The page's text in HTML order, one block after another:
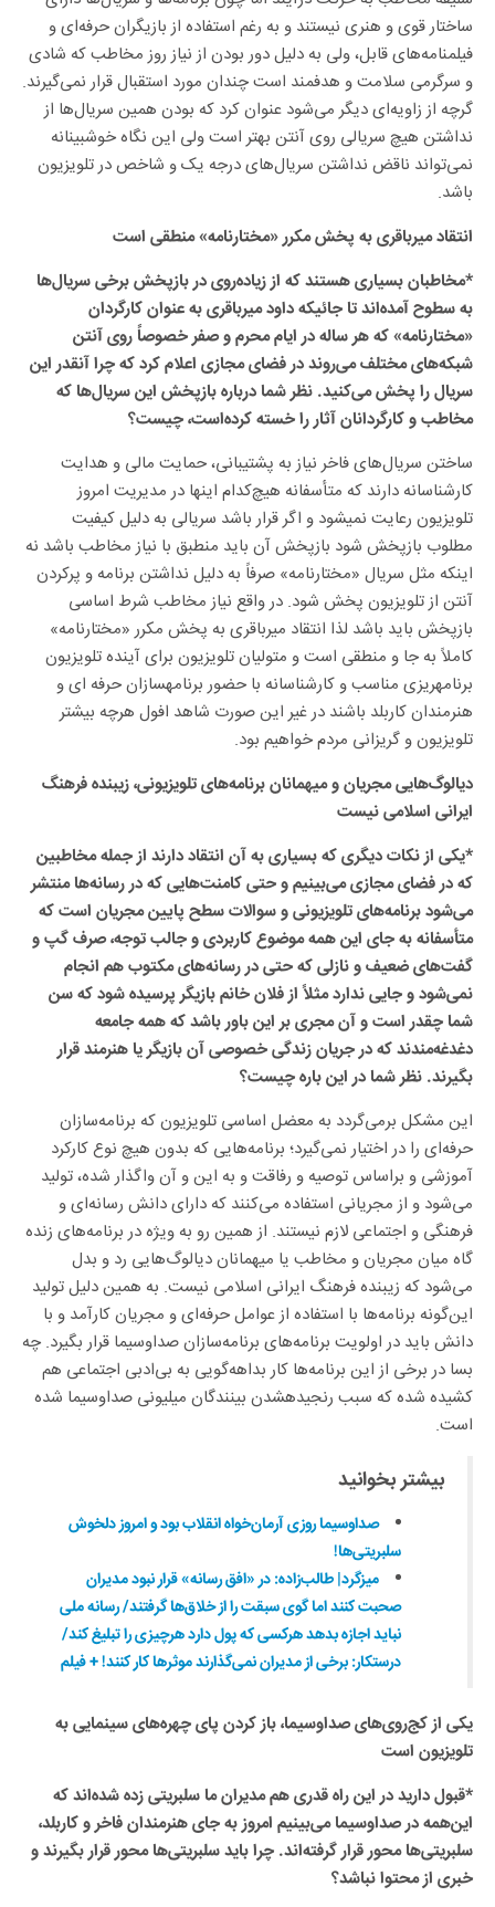
ساختار قوی و هنری نیستند و به رغم استفاده از بازیگران حرفه‌ای و
فیلمنامه‌های قابل، ولی به دلیل دور بودن از نیاز روز مخاطب که شادی
و سرگرمی سلامت و هدفمند است چندان مورد استقبال قرار نمی‌گیرند.
گرچه از زاویه‌ای دیگر می‌شود عنوان کرد که بودن همین سریال‌ها از
نداشتن هیچ سریالی روی آنتن بهتر است ولی این نگاه خوشبینانه
نمی‌تواند ناقض نداشتن سریال‌های درجه یک و شاخص در تلویزیون
باشد.
انتقاد میرباقری به پخش مکرر «مختارنامه» منطقی است
*مخاطبان بسیاری هستند که از زیاده‌روی در بازپخش برخی سریال‌ها
به سطوح آمده‌اند تا جائیکه داود میرباقری به عنوان کارگردان
«مختارنامه» که هر ساله در ایام محرم و صفر خصوصاً روی آنتن
شبکه‌های مختلف می‌روند در فضای مجازی اعلام کرد که چرا آنقدر این
سریال را پخش می‌کنید. نظر شما درباره بازپخش این سریال‌ها که
مخاطب و کارگردانان آثار را خسته کرده‌است، چیست؟
ساختن سریال‌های فاخر نیاز به پشتیبانی، حمایت مالی و هدایت
کارشناسانه دارند که متأسفانه هیچ‌کدام اینها در مدیریت امروز
تلویزیون رعایت نمیشود و اگر قرار باشد سریالی به دلیل کیفیت
مطلوب بازپخش شود بازپخش آن باید منطبق با نیاز مخاطب باشد نه
اینکه مثل سریال «مختارنامه» صرفاً به دلیل نداشتن برنامه و پرکردن
آنتن از تلویزیون پخش شود. در واقع نیاز مخاطب شرط اساسی
بازپخش باید باشد لذا انتقاد میرباقری به پخش مکرر «مختارنامه»
کاملاً به جا و منطقی است و متولیان تلویزیون برای آینده تلویزیون
برنامهریزی مناسب و کارشناسانه با حضور برنامهسازان حرفه ای و
هنرمندان کاربلد باشند در غیر این صورت شاهد افول هرچه بیشتر
تلویزیون و گریزانی مردم خواهیم بود.
دیالوگ‌هایی مجریان و میهمانان برنامه‌های تلویزیونی، زیبنده فرهنگ
ایرانی اسلامی نیست
*یکی از نکات دیگری که بسیاری به آن انتقاد دارند از جمله مخاطبین
که در فضای مجازی می‌بینیم و حتی کامنت‌هایی که در رسانه‌ها منتشر
می‌شود برنامه‌های تلویزیونی و سوالات سطح پایین مجریان است که
متأسفانه به جای این همه موضوع کاربردی و جالب توجه، صرف گپ و
گفت‌های ضعیف و نازلی که حتی در رسانه‌های مکتوب هم انجام
نمی‌شود و جایی ندارد مثلاً از فلان خانم بازیگر پرسیده شود که سن
شما چقدر است و آن مجری بر این باور باشد که همه جامعه
دغدغه‌مندند که در جریان زندگی خصوصی آن بازیگر یا هنرمند قرار
بگیرند. نظر شما در این باره چیست؟
این مشکل برمی‌گردد به معضل اساسی تلویزیون که برنامه‌سازان
حرفه‌ای را در اختیار نمی‌گیرد؛ برنامه‌هایی که بدون هیچ نوع کارکرد
آموزشی و براساس توصیه و رفاقت و به این و آن واگذار شده، تولید
می‌شود و از مجریانی استفاده می‌کنند که دارای دانش رسانه‌ای و
فرهنگی و اجتماعی لازم نیستند. از همین رو به ویژه در برنامه‌های زنده
گاه میان مجریان و مخاطب یا میهمانان دیالوگ‌هایی رد و بدل
می‌شود که زیبنده فرهنگ ایرانی اسلامی نیست. به همین دلیل تولید
این‌گونه برنامه‌ها با استفاده از عوامل حرفه‌ای و مجریان کارآمد و با
دانش باید در اولویت برنامه‌های برنامه‌سازان صداوسیما قرار بگیرد. چه
بسا در برخی از این برنامه‌ها کار بداهه‌گویی به بی‌ادبی اجتماعی هم
کشیده شده که سبب رنجیدهشدن بینندگان میلیونی صداوسیما شده
است.
بیشتر بخوانید
صداوسیما روزی آرمان‌خواه انقلاب بود و امروز دلخوش
سلبریتی‌ها!
میزگرد| طالب‌زاده: در «افق رسانه» قرار نبود مدیران
صحبت کنند اما گوی سبقت را از خلاق‌ها گرفتند/ رسانه ملی
نباید اجازه بدهد هرکسی که پول دارد هرچیزی را تبلیغ کند/
درستکار: برخی از مدیران نمی‌گذارند موثرها کار کنند! + فیلم
یکی از کج‌روی‌های صداوسیما، باز کردن پای چهره‌های سینمایی به
تلویزیون است
*قبول دارید در این راه قدری هم مدیران ما سلبریتی‌ زده شده‌اند که
این‌همه در صداوسیما می‌بینیم امروز به جای هنرمندان فاخر و کاربلد،
سلبریتی‌ها محور قرار گرفته‌اند. چرا باید سلبریتی‌ها محور قرار بگیرند و
خبری از محتوا نباشد؟